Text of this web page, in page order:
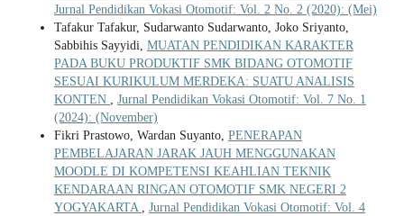
Jurnal Pendidikan Vokasi Otomotif: Vol. 2 No. 2 (2020): (Mei)
Tafakur Tafakur, Sudarwanto Sudarwanto, Joko Sriyanto,
Sabbihis Sayyidi, MUATAN PENDIDIKAN KARAKTER
PADA BUKU PRODUKTIF SMK BIDANG OTOMOTIF
SESUAI KURIKULUM MERDEKA: SUATU ANALISIS
KONTEN , Jurnal Pendidikan Vokasi Otomotif: Vol. 7 No. 1
(2024): (November)
Fikri Prastowo, Wardan Suyanto, PENERAPAN
PEMBELAJARAN JARAK JAUH MENGGUNAKAN
MOODLE DI KOMPETENSI KEAHLIAN TEKNIK
KENDARAAN RINGAN OTOMOTIF SMK NEGERI 2
YOGYAKARTA , Jurnal Pendidikan Vokasi Otomotif: Vol. 4